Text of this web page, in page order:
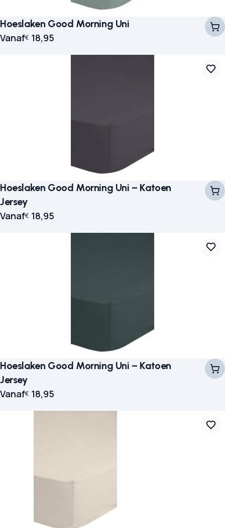
Hoeslaken Good Morning Uni
Vanaf€ 18,95
Hoeslaken Good Morning Uni – Katoen
Jersey
Vanaf€ 18,95
Hoeslaken Good Morning Uni – Katoen
Jersey
Vanaf€ 18,95